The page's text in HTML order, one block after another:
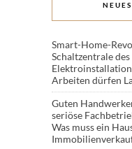
Smart-Home-
Schaltzentrale des
Arbeiten dürfen
Guten
seriöse
Was muss ein